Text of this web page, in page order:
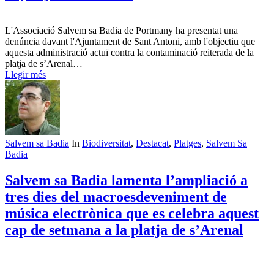
L'Associació Salvem sa Badia de Portmany ha presentat una
denúncia davant l'Ajuntament de Sant Antoni, amb l'objectiu que
aquesta administració actuï contra la contaminació reiterada de la
platja de s’Arenal…
Llegir més
Salvem sa Badia In Biodiversitat, Destacat, Platges, Salvem Sa
Badia
Salvem sa Badia lamenta l’ampliació a
tres dies del macroesdeveniment de
música electrònica que es celebra aquest
cap de setmana a la platja de s’Arenal